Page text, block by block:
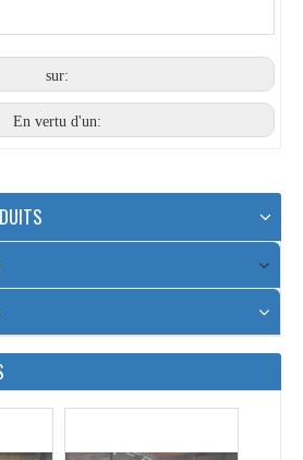
sur:
En vertu d'un:
Machine de formage de rouleaux de pont métallique de haute qualité et de haute précision Petit pain de plate-forme de Losacero 64H formant la machine avec le certificat d'OIN/CE